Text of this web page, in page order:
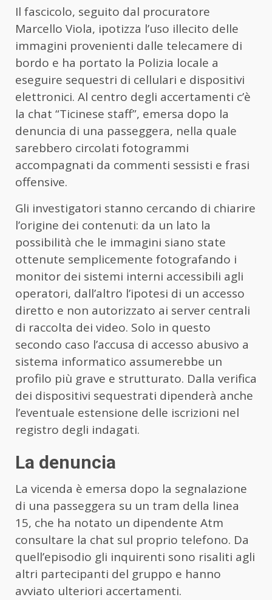
Il fascicolo, seguito dal procuratore
Marcello Viola, ipotizza l’uso illecito delle
immagini provenienti dalle telecamere di
bordo e ha portato la Polizia locale a
eseguire sequestri di cellulari e dispositivi
elettronici. Al centro degli accertamenti c’è
la chat “Ticinese staff”, emersa dopo la
denuncia di una passeggera, nella quale
sarebbero circolati fotogrammi
accompagnati da commenti sessisti e frasi
offensive.
Gli investigatori stanno cercando di chiarire
l’origine dei contenuti: da un lato la
possibilità che le immagini siano state
ottenute semplicemente fotografando i
monitor dei sistemi interni accessibili agli
operatori, dall’altro l’ipotesi di un accesso
diretto e non autorizzato ai server centrali
di raccolta dei video. Solo in questo
secondo caso l’accusa di accesso abusivo a
sistema informatico assumerebbe un
profilo più grave e strutturato. Dalla verifica
dei dispositivi sequestrati dipenderà anche
l’eventuale estensione delle iscrizioni nel
registro degli indagati.
La denuncia
La vicenda è emersa dopo la segnalazione
di una passeggera su un tram della linea
15, che ha notato un dipendente Atm
consultare la chat sul proprio telefono. Da
quell’episodio gli inquirenti sono risaliti agli
altri partecipanti del gruppo e hanno
avviato ulteriori accertamenti.